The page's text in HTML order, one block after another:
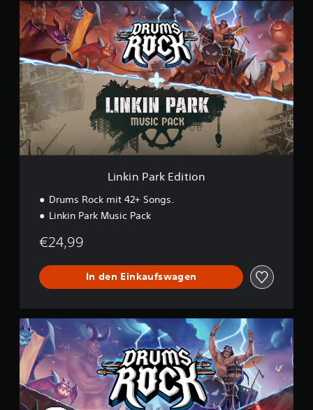
L
i
n
k
i
n
P
a
r
k
E
d
i
Linkin Park Edition
Drums Rock mit 42+ Songs.
Linkin Park Music Pack
€24,99
In den Einkaufswagen
D
e
l
u
e
E